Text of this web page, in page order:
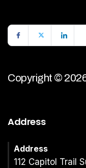
Copyright ©
Address
Address
112 Capitol Trail